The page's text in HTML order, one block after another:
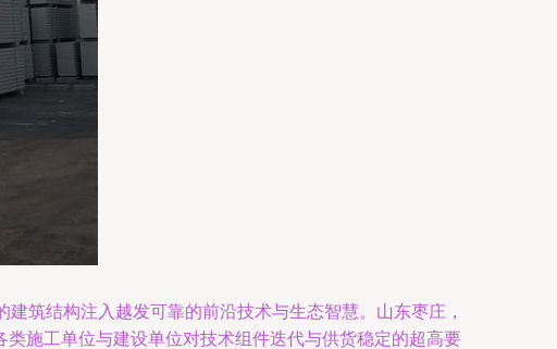
筑结构注入越发可靠的前沿技术与生态智慧。山东枣庄，
施工单位与建设单位对技术组件迭代与供货稳定的超高要